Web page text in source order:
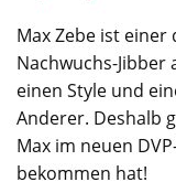
Max Zebe ist
Nachwuchs-Jibber
einen Style und
Anderer. Deshalb
Max im neuen
bekommen hat!